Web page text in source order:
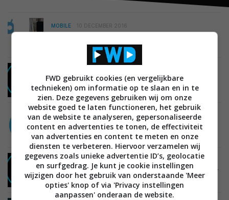
MOBILE 10 DECEMBER 2016
zelf een installeert
Gerucht: CyanogenMod wordt LineageOS
MOBILE 16 AUGUSTUS 2016
CyanogenMod 13 gelanceerd: dit is er nieuw
MOBILE 08 JANUARI 2016
CyanogenMod 12.1.1 schuift Microsoft-apps naar
voren
FWD gebruikt cookies (en vergelijkbare
technieken) om informatie op te slaan en in te
zien. Deze gegevens gebruiken wij om onze
website goed te laten functioneren, het gebruik
van de website te analyseren, gepersonaliseerde
content en advertenties te tonen, de effectiviteit
van advertenties en content te meten en onze
diensten te verbeteren. Hiervoor verzamelen wij
gegevens zoals unieke advertentie ID’s, geolocatie
en surfgedrag. Je kunt je cookie instellingen
wijzigen door het gebruik van onderstaande 'Meer
opties' knop of via 'Privacy instellingen
aanpassen' onderaan de website.